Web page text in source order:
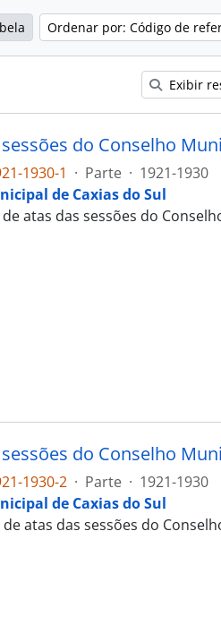
Ordenar por: Código de
Exibir
do Conselho
1930-1 · Parte · 1921-1930
de Caxias do Sul
atas das sessões do
do Conselho
1930-2 · Parte · 1921-1930
de Caxias do Sul
atas das sessões do